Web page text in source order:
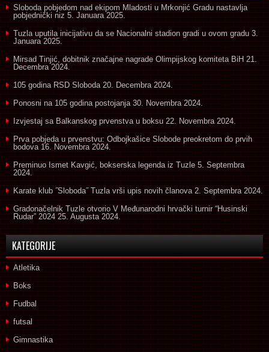
Sloboda pobjedom nad ekipom Mladosti u Mrkonjić Gradu nastavlja
pobjednički niz 5. Januara 2025.
Tuzla uputila inicijativu da se Nacionalni stadion gradi u ovom gradu 3.
Januara 2025.
Mirsad Tinjić, dobitnik značajne nagrade Olimpijskog komiteta BiH 21.
Decembra 2024.
105 godina RSD Sloboda 20. Decembra 2024.
Ponosni na 105 godina postojanja 30. Novembra 2024.
Izvjestaj sa Balkanskog prvenstva u boksu 22. Novembra 2024.
Prva pobjeda u prvenstvu: Odbojkašice Slobode preokretom do prvih
bodova 16. Novembra 2024.
Preminuo Ismet Kavgić, bokserska legenda iz Tuzle 5. Septembra
2024.
Karate klub ˝Sloboda˝ Tuzla vrši upis novih članova 2. Septembra 2024.
Gradonačelnik Tuzle otvorio V Međunarodni hrvački turnir “Husinski
Rudar” 2024 25. Augusta 2024.
KATEGORIJE
Atletika
Boks
Fudbal
futsal
Gimnastika